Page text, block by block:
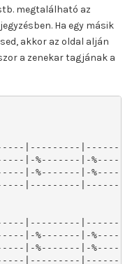
megtalálható az
Ha egy másik
akkor az oldal alján
a zenekar tagjának a
|---------
|-%-------|-
|-%-------|-
|---------
|---------
|-%-------|-
|-%-------|-
|---------